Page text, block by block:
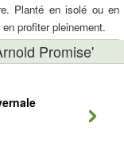
Planté en isolé ou en
profiter pleinement.
Promise'